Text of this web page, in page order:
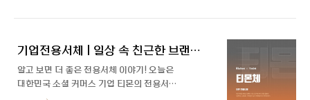
주로 하고 있습니다. 오랜만에 폰트 작업을
대로 취중에 쓴 듯한 글씨 형태가 굉장히 독
특한데 어디에서 아이디어를 얻으..
빛바랜 추억 속 할머니의 꽃무늬 담요가 생각
나는 서체. 촌스럽지만 따뜻한 감성 가득한
폰트를 소개합니다. Rix할매의꽃담요 서체
기업전용서체 | 일상 속 친근한 브랜딩, 티몬체
알고 보면 더 좋은 전용서체 이야기! 오늘은
대한민국 소셜 커머스 기업 티몬의 전용서체
인 「티몬체」를 소개해 드립니다. RixFont에